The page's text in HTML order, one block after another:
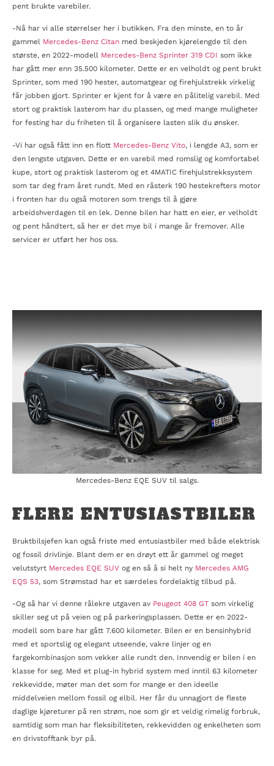
pent brukte varebiler.
-Nå har vi alle størrelser her i butikken. Fra den minste, en to år
gammel Mercedes-Benz Citan med beskjeden kjørelengde til den
største, en 2022-modell Mercedes-Benz Sprinter 319 CDI som ikke
har gått mer enn 35.500 kilometer. Dette er en velholdt og pent brukt
Sprinter, som med 190 hester, automatgear og firehjulstrekk virkelig
får jobben gjort. Sprinter er kjent for å være en pålitelig varebil. Med
stort og praktisk lasterom har du plassen, og med mange muligheter
for festing har du friheten til å organisere lasten slik du ønsker.
-Vi har også fått inn en flott Mercedes-Benz Vito, i lengde A3, som er
den lengste utgaven. Dette er en varebil med romslig og komfortabel
kupe, stort og praktisk lasterom og et 4MATIC firehjulstrekksystem
som tar deg fram året rundt. Med en råsterk 190 hestekrefters motor
i fronten har du også motoren som trengs til å gjøre
arbeidshverdagen til en lek. Denne bilen har hatt en eier, er velholdt
og pent håndtert, så her er det mye bil i mange år fremover. Alle
servicer er utført her hos oss.
Mercedes-Benz EQE SUV til salgs.
FLERE ENTUSIASTBILER
Bruktbilsjefen kan også friste med entusiastbiler med både elektrisk
og fossil drivlinje. Blant dem er en drøyt ett år gammel og meget
velutstyrt Mercedes EQE SUV og en så å si helt ny Mercedes AMG
EQS 53, som Strømstad har et særdeles fordelaktig tilbud på.
-Og så har vi denne rålekre utgaven av Peugeot 408 GT som virkelig
skiller seg ut på veien og på parkeringsplassen. Dette er en 2022-
modell som bare har gått 7.600 kilometer. Bilen er en bensinhybrid
med et sportslig og elegant utseende, vakre linjer og en
fargekombinasjon som vekker alle rundt den. Innvendig er bilen i en
klasse for seg. Med et plug-in hybrid system med inntil 63 kilometer
rekkevidde, møter man det som for mange er den ideelle
middelveien mellom fossil og elbil. Her får du unnagjort de fleste
daglige kjøreturer på ren strøm, noe som gir et veldig rimelig forbruk,
samtidig som man har fleksibiliteten, rekkevidden og enkelheten som
en drivstofftank byr på.